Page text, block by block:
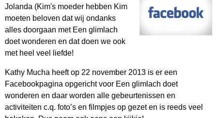
Jolanda (Kim's moeder hebben Kim
moeten beloven dat wij ondanks
alles doorgaan met Een glimlach
doet wonderen en dat doen we ook
met heel veel liefde!
Kathy Mucha heeft op 22 november 2013 is er een
Facebookpagina opgericht voor Een glimlach doet
wonderen en daar worden alle gebeurtenissen en
activiteiten c.q. foto’s en filmpjes op gezet en is reeds veel